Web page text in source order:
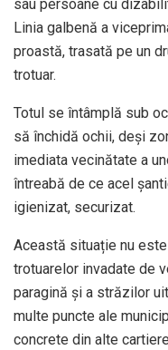
sau persoane cu
Linia galbenă a
proastă, trasată pe un
trotuar.
Totul se întâmplă sub
să închidă ochii, deși
imediata vecinătate a
întreabă de ce acel
igienizat, securizat.
Această situație nu
trotuarelor invadate de
paragină și a străzilor
multe puncte ale
concrete din alte